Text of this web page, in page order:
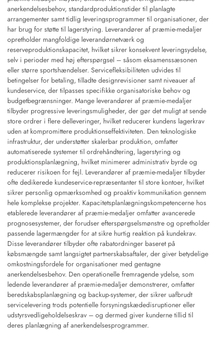
anerkendelsesbehov, standardproduktionstider til planlagte
arrangementer samt tidlig leveringsprogrammer til organisationer, der
har brug for støtte til lagerstyring. Leverandører af præmie-medaljer
opretholder mangfoldige leverandørnetværk og
reserveproduktionskapacitet, hvilket sikrer konsekvent leveringsydelse,
selv i perioder med høj efterspørgsel – såsom eksamenssæsonen
eller større sportshændelser. Servicefleksibiliteten udvides til
betingelser for betaling, tilladte designrevisioner samt niveauer af
kundeservice, der tilpasses specifikke organisatoriske behov og
budgetbegrænsninger. Mange leverandører af præmie-medaljer
tilbyder progressive leveringsmuligheder, der gør det muligt at sende
store ordrer i flere delleveringer, hvilket reducerer kundens lagerkrav
uden at kompromittere produktionseffektiviteten. Den teknologiske
infrastruktur, der understøtter skalerbar produktion, omfatter
automatiserede systemer til ordrehåndtering, lagerstyring og
produktionsplanlægning, hvilket minimerer administrativ byrde og
reducerer risikoen for fejl. Leverandører af præmie-medaljer tilbyder
ofte dedikerede kundeservice-repræsentanter til store kontoer, hvilket
sikrer personlig opmærksomhed og proaktiv kommunikation gennem
hele komplekse projekter. Kapacitetsplanlægningskompetencerne hos
etablerede leverandører af præmie-medaljer omfatter avancerede
prognosesystemer, der forudser efterspørgselsmønstre og opretholder
passende lagermængder for at sikre hurtig reaktion på kundekrav.
Disse leverandører tilbyder ofte rabatordninger baseret på
købsmængde samt langsigtet partnerskabsaftaler, der giver betydelige
omkostningsfordele for organisationer med gentagne
anerkendelsesbehov. Den operationelle fremragende ydelse, som
ledende leverandører af præmie-medaljer demonstrerer, omfatter
beredskabsplanlægning og backup-systemer, der sikrer uafbrudt
servicelevering trods potentielle forsyningskædedisruptioner eller
udstyrsvedligeholdelseskrav – og dermed giver kunderne tillid til
deres planlægning af anerkendelsesprogrammer.